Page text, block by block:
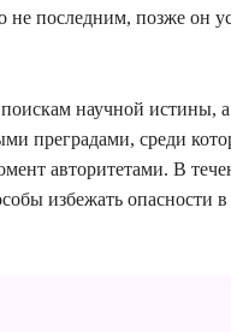
последним, позже он
научной истины,
преградами, среди
авторитетами. В
избежать опасности в